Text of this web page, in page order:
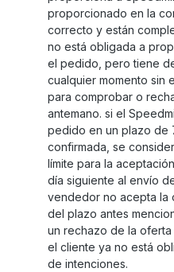
proporcionado en la
correcto y están
no está obligada a
el pedido, pero tiene
cualquier momento sin
para comprobar o
antemano. si el
pedido en un plazo de
confirmada, se
límite para la
día siguiente al envío
vendedor no acepta la
del plazo antes
un rechazo de la
el cliente ya no está
de intenciones.